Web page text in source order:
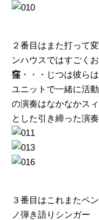
２番目はまた打って
ンハウスではすごく
窪 ・・・じつは彼ら
ユニットで一緒に活
の演奏はなかなかス
とした引き締った演
３番目はこれまたペ
ノ弾き語りシンガー